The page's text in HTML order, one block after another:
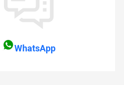
WhatsApp